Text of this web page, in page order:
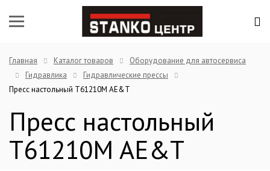
Главная Каталог товаров
Оборудование для автосервиса
Гидравлика
Гидравлические прессы
Пресс настольный T61210M AE&T
Пресс настольный
T61210M AE&T